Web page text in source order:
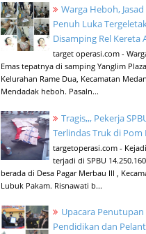
Warga Heboh, Jasad
Penuh Luka
Disamping Rel Kereta
target operasi.com -
Emas tepatnya di samping Yanglim
Kelurahan Rame Dua, Kecamatan
Mendadak heboh. Pasaln...
Tragis,,, Pekerja
Terlindas Truk di Pom
targetoperasi.com -
terjadi di SPBU
berada di Desa Pagar Merbau III ,
Lubuk Pakam. Risnawati b...
Upacara Penutupan
Pendidikan dan